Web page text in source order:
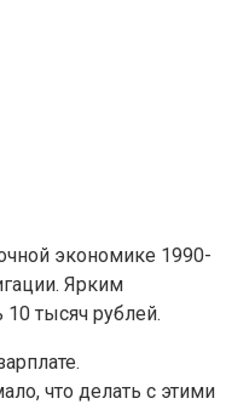
экономике 1990-
Ярким
тысяч рублей.
что делать с этими